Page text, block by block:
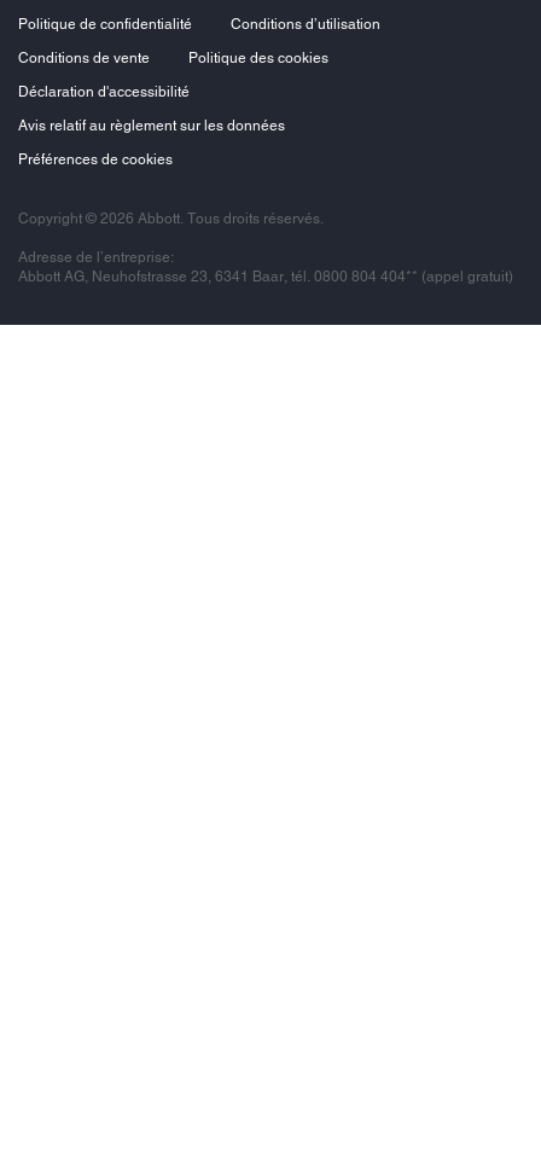
Politique de confidentialité
Conditions d’utilisation
Conditions de vente
Politique des cookies
Déclaration d'accessibilité
Avis relatif au règlement sur les données
Préférences de cookies
Copyright © 2026 Abbott. Tous droits réservés.
Adresse de l’entreprise:
Abbott AG, Neuhofstrasse 23, 6341 Baar, tél. 0800 804 404** (appel gratuit)